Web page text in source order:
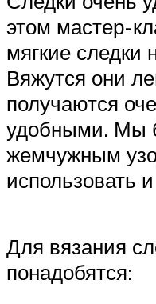
этом мастер-
мягкие следки
Вяжутся они
получаются
удобными. Мы
жемчужным
использовать
Для вязания
понадобятся: